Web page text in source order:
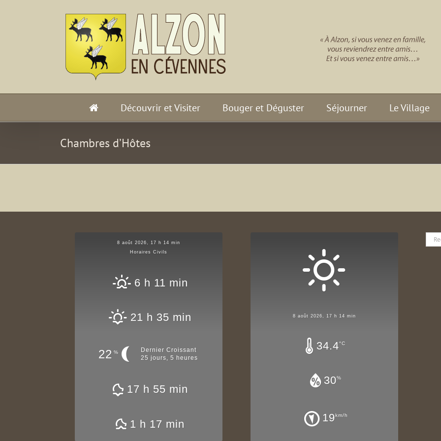
Découvrir et Visiter Bouger et Déguster Séjourner Le Village
Chambres d’Hôtes
8 août 2026, 17 h 14 min
Horaires Civils
6 h 11 min
21 h 35 min
22 %
Dernier Croissant
25 jours, 5 heures
17 h 55 min
1 h 17 min
8 août 2026, 17 h 14 min
34.4°C
30%
19km/h